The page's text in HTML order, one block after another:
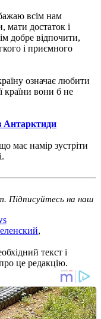
всім нам
мати достаток і
добре відпочити,
і приємного
означає любити
країни вони б не
Антарктиди
має намір зустріти
Підписуйтесь на наш
,
текст і
це редакцію.